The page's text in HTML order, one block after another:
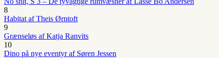
8
Habitat af Theis Ørntoft
9
Grænseløs af Katja Ranvits
10
Dino på nye eventyr af Søren Jessen